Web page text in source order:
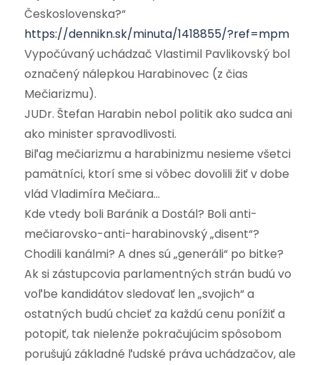
Československa?“
https://dennikn.sk/minuta/1418855/?ref=mpm
Vypočúvaný uchádzač Vlastimil Pavlikovský bol
označený nálepkou Harabinovec (z čias
Mečiarizmu).
JUDr. Štefan Harabin nebol politik ako sudca ani
ako minister spravodlivosti.
Biľag mečiarizmu a harabinizmu nesieme všetci
pamätníci, ktorí sme si vôbec dovolili žiť v dobe
vlád Vladimíra Mečiara…
Kde vtedy boli Baránik a Dostál? Boli anti-
mečiarovsko-anti-harabinovský „disent“?
Chodili kanálmi? A dnes sú „generáli“ po bitke?
Ak si zástupcovia parlamentných strán budú vo
voľbe kandidátov sledovať len „svojich“ a
ostatných budú chcieť za každú cenu ponížiť a
potopiť, tak nielenže pokračujúcim spôsobom
porušujú základné ľudské práva uchádzačov, ale